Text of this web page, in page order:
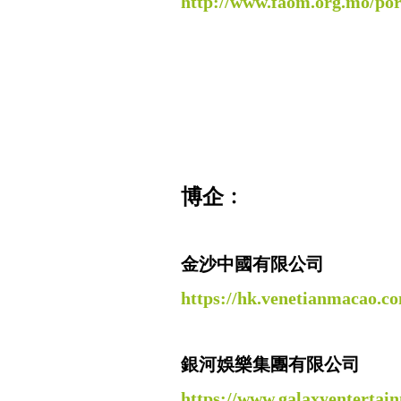
博企﹕
金沙中國有限公司
https://
銀河娛樂集團有限公司